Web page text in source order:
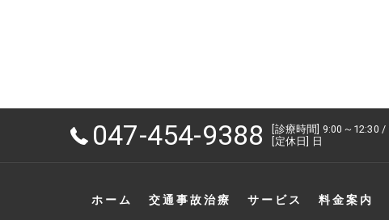
047-454-9388
[診療時間] 9:00～12:30
[定休日] 日
ホーム 交通事故治療 サービス 料金案内